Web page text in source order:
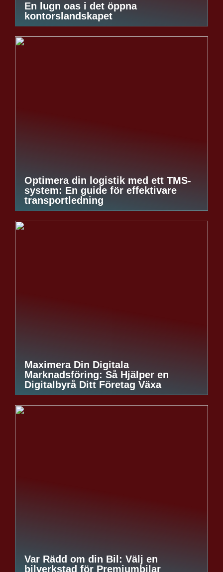
En lugn oas i det öppna
kontorslandskapet
Optimera din logistik med ett TMS-
system: En guide för effektivare
transportledning
Maximera Din Digitala
Marknadsföring: Så Hjälper en
Digitalbyrå Ditt Företag Växa
Var Rädd om din Bil: Välj en
bilverkstad för Premiumbilar